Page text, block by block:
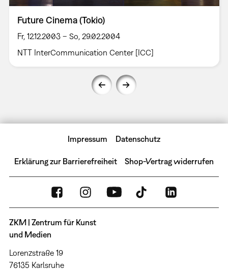
Future Cinema (Tokio)
Fr, 12.12.2003 – So, 29.02.2004
NTT InterCommunication Center [ICC]
Impressum Datenschutz
Erklärung zur Barrierefreiheit Shop-Vertrag widerrufen
ZKM | Zentrum für Kunst
und Medien
Lorenzstraße 19
76135 Karlsruhe